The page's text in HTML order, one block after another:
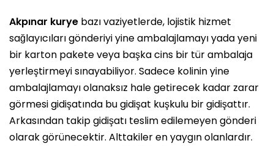
Akpınar kurye bazı vaziyetlerde, lojistik hizmet
sağlayıcıları gönderiyi yine ambalajlamayı yada yeni
bir karton pakete veya başka cins bir tür ambalaja
yerleştirmeyi sınayabiliyor. Sadece kolinin yine
ambalajlamayı olanaksız hale getirecek kadar zarar
görmesi gidişatında bu gidişat kuşkulu bir gidişattır.
Arkasından takip gidişatı teslim edilemeyen gönderi
olarak görünecektir. Alttakiler en yaygın olanlardır.